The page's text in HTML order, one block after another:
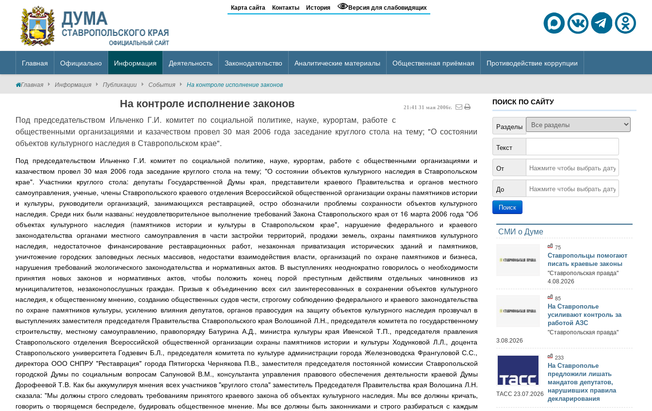
Карта сайта Контакты История Версия для слабовидящих
Главная Официально Информация Деятельность Законодательство Аналитические материалы Общественная приёмная Противодействие коррупции
Главная Информация Публикации События На контроле исполнение законов
На контроле исполнение законов 21:41 31 мая 2006г.
Под председательством Ильченко Г.И. комитет по социальной политике, науке, курортам, работе с
общественными организациями и казачеством провел 30 мая 2006 года заседание круглого стола на тему; "О состоянии
объектов культурного наследия в Ставропольском крае".
Под председательством Ильченко Г.И. комитет по социальной политике, науке, курортам, работе с общественными организациями и
казачеством провел 30 мая 2006 года заседание круглого стола на тему; "О состоянии объектов культурного наследия в Ставропольском
крае". Участники круглого стола: депутаты Государственной Думы края, представители краевого Правительства и органов местного
самоуправления, ученые, члены Ставропольского краевого отделения Всероссийской общественной организации охраны памятников истории
и культуры, руководители организаций, занимающихся реставрацией, остро обозначили проблемы сохранности объектов культурного
наследия. Среди них были названы: неудовлетворительное выполнение требований Закона Ставропольского края от 16 марта 2006 года "Об
объектах культурного наследия (памятников истории и культуры в Ставропольском крае", нарушение федерального и краевого
законодательства органами местного самоуправления в части застройки территорий, продажи земель, охраны памятников культурного
наследия, недостаточное финансирование реставрационных работ, незаконная приватизация исторических зданий и памятников,
уничтожение городских заповедных лесных массивов, недостатки взаимодействия власти, организаций по охране памятников и бизнеса,
нарушения требований экологического законодательства и нормативных актов. В выступлениях неоднократно говорилось о необходимости
принятия новых законов и нормативных актов, чтобы положить конец порой преступным действиям отдельных чиновников из
муниципалитетов, незаконопослушных граждан. Призыв к объединению всех сил заинтересованных в сохранении объектов культурного
наследия, к общественному мнению, созданию общественных судов чести, строгому соблюдению федерального и краевого законодательства
по охране памятников культуры, усилению влияния депутатов, органов правосудия на защиту объектов культурного наследия прозвучал в
выступлениях заместителя председателя Правительства Ставропольского края Волошиной Л.Н., председателя комитета по государственному
строительству, местному самоуправлению, правопорядку Батурина А.Д., министра культуры края Ивенской Т.П., председателя правления
Ставропольского отделения Всероссийской общественной организации охраны памятников истории и культуры Ходунковой Л.Л., доцента
Ставропольского университета Годзевич Б.Л., председателя комитета по культуре администрации города Железноводска Франгуловой С.С.,
директора ООО СНПРУ "Реставрация" города Пятигорска Чернякова П.В., заместителя председателя постоянной комиссии Ставропольской
городской Думы по социальным вопросам Сапуновой В.М., консультанта управления правового обеспечения деятельности краевой Думы
Дорофеевой Т.В. Как бы аккумулируя мнения всех участников "круглого стола" заместитель Председателя Правительства края Волошина Л.Н.
сказала: "Мы должны строго следовать требованиям принятого краевого закона об объектах культурного наследия. Мы все должны кричать,
говорить о творящемся беспределе, будировать общественное мнение. Мы все должны быть законниками и строго разбираться с каждым
ПОИСК ПО САЙТУ
Разделы
Текст
От
До
СМИ о Думе
75
Ставропольцы помогают
писать краевые законы
"Ставропольская правда"
4.08.2026
85
На Ставрополье
усиливают контроль за
работой АЗС
"Ставропольская правда"
3.08.2026
233
На Ставрополье
предложили лишать
мандатов депутатов,
нарушивших правила
декларирования
ТАСС 23.07.2026